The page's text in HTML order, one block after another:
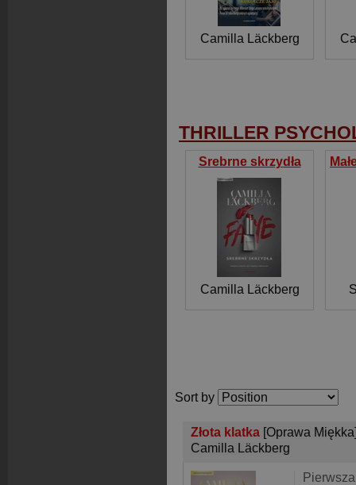
Camilla Läckberg
THRILLER
Srebrne skrzydła
Camilla Läckberg
Sort by
Złota klatka [Oprawa
Camilla Läckberg